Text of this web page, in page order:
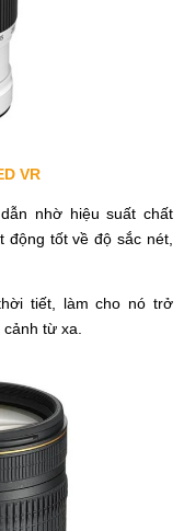
VR
nhờ hiệu suất chất
tốt về độ sắc nét,
tiết, làm cho nó trở
từ xa.